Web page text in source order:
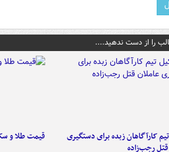
را از دست ندهید....
کارآگاهان زبده برای دستگیری
رجب‌زاده
قیمت طلا و سکه